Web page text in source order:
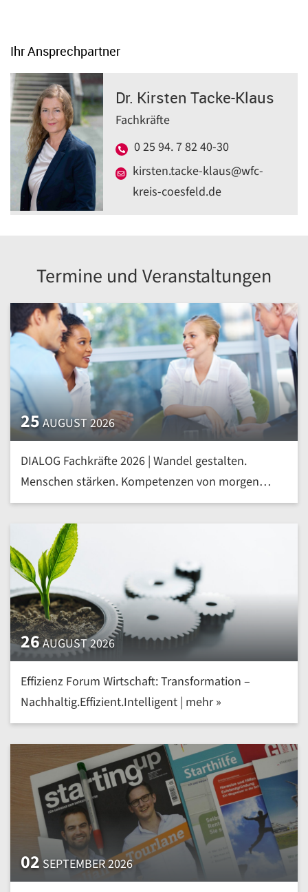
Ihr Ansprechpartner
Dr. Kirsten Tacke-Klaus
Fachkräfte
0 25 94. 7 82 40-30
kirsten.tacke-klaus@wfc-
kreis-coesfeld.de
Termine und Veranstaltungen
25AUGUST 2026
DIALOG Fachkräfte 2026 | Wandel gestalten.
Menschen stärken. Kompetenzen von morgen
heute entwickeln | mehr »
26AUGUST 2026
Effizienz Forum Wirtschaft: Transformation –
Nachhaltig.Effizient.Intelligent | mehr »
02 SEPTEMBER 2026